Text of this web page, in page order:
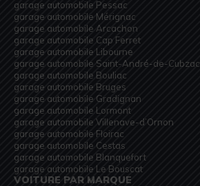
garage automobile Pessac
garage automobile Mérignac
garage automobile Arcachon
garage automobile Cap Ferret
garage automobile Libourne
garage automobile Saint-André-de-Cubzac
garage automobile Bouliac
garage automobile Bruges
garage automobile Gradignan
garage automobile Lormont
garage automobile Villenave-d’Ornon
garage automobile Floirac
garage automobile Cestas
garage automobile Blanquefort
garage automobile Le Bouscat
VOITURE PAR MARQUE